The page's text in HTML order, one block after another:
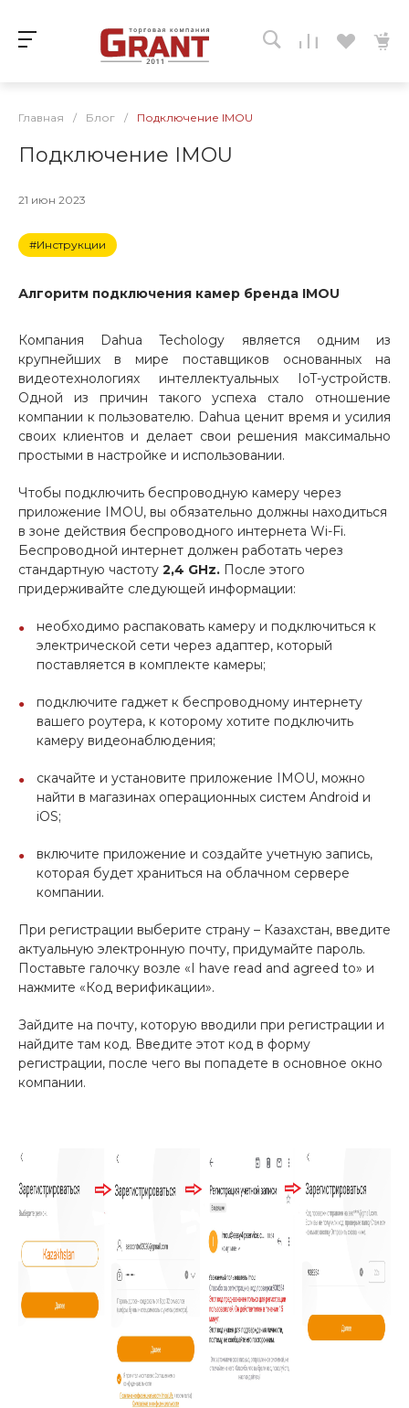
Главная / Блог / Подключение IMOU
Подключение IMOU
21 июн 2023
#Инструкции
Алгоритм подключения камер бренда IMOU
Компания Dahua Techology является одним из
крупнейших в мире поставщиков основанных на
видеотехнологиях интеллектуальных IoT-устройств.
Одной из причин такого успеха стало отношение
компании к пользователю. Dahua ценит время и усилия
своих клиентов и делает свои решения максимально
простыми в настройке и использовании.
Чтобы подключить беспроводную камеру через
приложение IMOU, вы обязательно должны находиться
в зоне действия беспроводного интернета Wi-Fi.
Беспроводной интернет должен работать через
стандартную частоту 2,4 GHz. После этого
придерживайте следующей информации:
необходимо распаковать камеру и подключиться к
электрической сети через адаптер, который
поставляется в комплекте камеры;
подключите гаджет к беспроводному интернету
вашего роутера, к которому хотите подключить
камеру видеонаблюдения;
скачайте и установите приложение IMOU, можно
найти в магазинах операционных систем Android и
iOS;
включите приложение и создайте учетную запись,
которая будет храниться на облачном сервере
компании.
При регистрации выберите страну – Казахстан, введите
актуальную электронную почту, придумайте пароль.
Поставьте галочку возле «I have read and agreed to» и
нажмите «Код верификации».
Зайдите на почту, которую вводили при регистрации и
найдите там код. Введите этот код в форму
регистрации, после чего вы попадете в основное окно
компании.